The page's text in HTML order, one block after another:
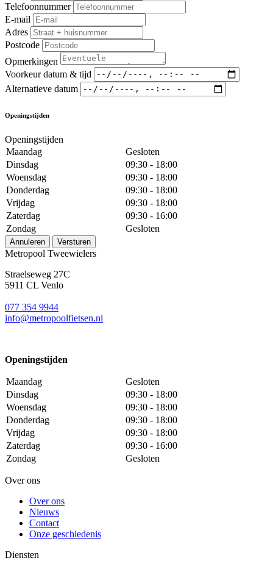
Telefoonnummer
E-mail
Adres
Postcode
Opmerkingen
Voorkeur datum & tijd
Alternatieve datum
Openingstijden
Openingstijden
Maandag
Gesloten
Dinsdag
09:30 - 18:00
Woensdag
09:30 - 18:00
Donderdag
09:30 - 18:00
Vrijdag
09:30 - 18:00
Zaterdag
09:30 - 16:00
Zondag
Gesloten
Annuleren Versturen
Metropool Tweewielers
Straelseweg 27C
5911 CL Venlo
077 354 9944
info@metropoolfietsen.nl
Openingstijden
Maandag
Gesloten
Dinsdag
09:30 - 18:00
Woensdag
09:30 - 18:00
Donderdag
09:30 - 18:00
Vrijdag
09:30 - 18:00
Zaterdag
09:30 - 16:00
Zondag
Gesloten
Over ons
Over ons
Nieuws
Contact
Onze geschiedenis
Diensten